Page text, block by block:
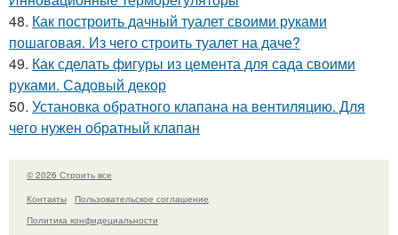
48. Как построить дачный туалет своими руками
пошаговая. Из чего строить туалет на даче?
49. Как сделать фигуры из цемента для сада своими
руками. Садовый декор
50. Установка обратного клапана на вентиляцию. Для
чего нужен обратный клапан
© 2026 Строить все
Контакты
Пользовательское соглашение
Политика конфидециальности